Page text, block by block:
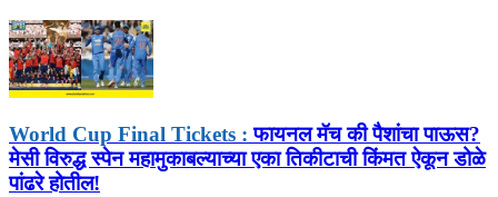
World Cup Final Tickets : फायनल मॅच की पैशांचा पाऊस?
मेसी विरुद्ध स्पेन महामुकाबल्याच्या एका तिकीटाची किंमत ऐकून डोळे
पांढरे होतील!